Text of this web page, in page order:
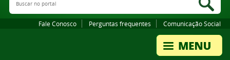
Fale Conosco Perguntas frequentes Comunicação Social